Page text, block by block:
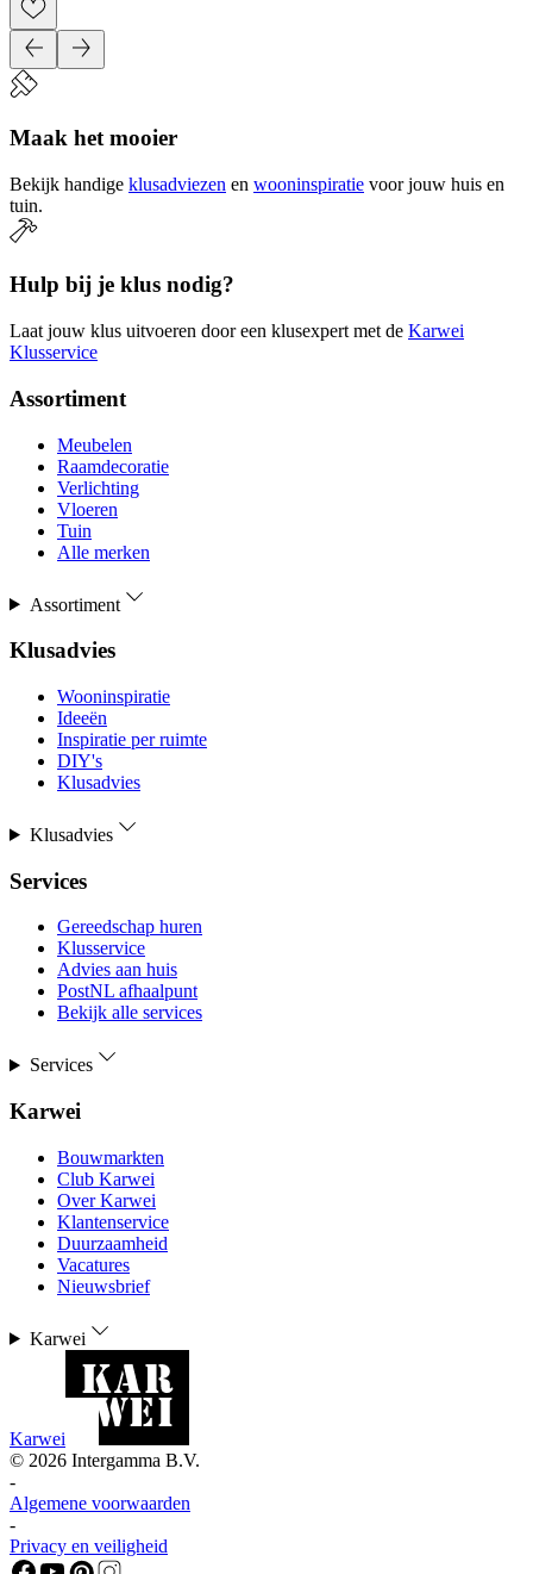
Maak het mooier
Bekijk handige klusadviezen en wooninspiratie voor jouw huis en
tuin.
Hulp bij je klus nodig?
Laat jouw klus uitvoeren door een klusexpert met de Karwei
Klusservice
Assortiment
Meubelen
Raamdecoratie
Verlichting
Vloeren
Tuin
Alle merken
Assortiment
Klusadvies
Wooninspiratie
Ideeën
Inspiratie per ruimte
DIY's
Klusadvies
Klusadvies
Services
Gereedschap huren
Klusservice
Advies aan huis
PostNL afhaalpunt
Bekijk alle services
Services
Karwei
Bouwmarkten
Club Karwei
Over Karwei
Klantenservice
Duurzaamheid
Vacatures
Nieuwsbrief
Karwei
Karwei
© 2026 Intergamma B.V.
-
Algemene voorwaarden
-
Privacy en veiligheid